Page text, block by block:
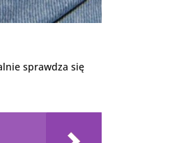
sprawdza się